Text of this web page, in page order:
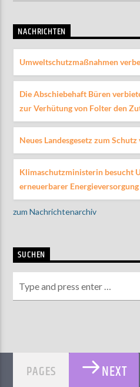
NACHRICHTEN
Umweltschutzmaßnahmen
Die Abschiebehaft Büren
zur Verhütung von Folter den
Neues Landesgesetz zum
Klimaschutzministerin besucht
erneuerbarer Energieversorgung
zum Nachrichtenarchiv
SUCHEN
PAGES NEXT